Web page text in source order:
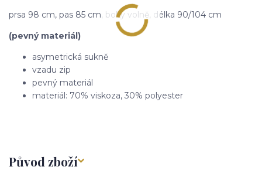
prsa 98 cm, pas 85 cm, boky volně, délka 90/104 cm
(pevný materiál)
asymetrická sukně
vzadu zip
pevný materiál
materiál: 70% viskoza, 30% polyester
Původ zboží